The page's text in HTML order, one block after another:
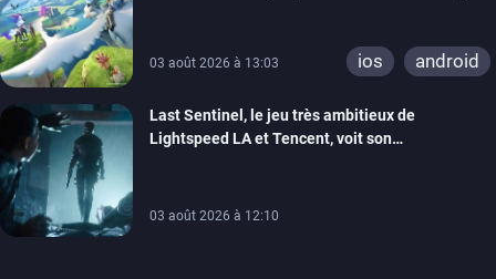
03 août 2026 à 13:03 ios android
Last Sentinel, le jeu très ambitieux de
Lightspeed LA et Tencent, voit son
03 août 2026 à 12:10